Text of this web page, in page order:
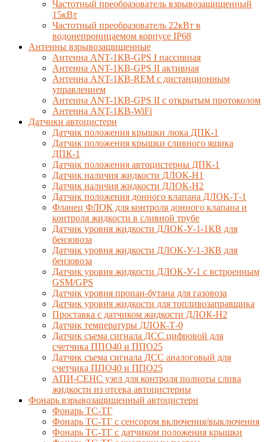
Частотный преобразователь взрывозащищенный
15кВт
Частотный преобразователь 22кВт в
водонепроницаемом корпусе IP68
Антенны взрывозащищенные
Антенна ANT-1КВ-GPS I пассивная
Антенна ANT-1КВ-GPS II активная
Антенна ANT-1КВ-REM c дистанционным
управлением
Антенна ANT-1КВ-GPS II с открытым протоколом
Антенна ANT-1КВ-WiFi
Датчики автоцистерн
Датчик положения крышки люка ДПК-1
Датчик положения крышки сливного ящика
ДПК-1
Датчик положения автоцистерны ДПК-1
Датчик наличия жидкости ДЛОК-Н1
Датчик наличия жидкости ДЛОК-Н2
Датчик положения донного клапана ДЛОК-Т-1
Фланец ФЛОК для контроля донного клапана и
контроля жидкости в сливной трубе
Датчик уровня жидкости ДЛОК-У-1-1КВ для
бензовоза
Датчик уровня жидкости ДЛОК-У-1-3КВ для
бензовоза
Датчик уровня жидкости ДЛОК-У-1 с встроенным
GSM/GPS
Датчик уровня пропан-бутана для газовоза
Датчик уровня жидкости для топливозаправщика
Проставка с датчиком жидкости ДЛОК-Н2
Датчик температуры ДЛОК-Т-0
Датчик съема сигнала ДСС цифровой для
счетчика ППО40 и ППО25
Датчик съема сигнала ДСС аналоговый для
счетчика ППО40 и ППО25
АПИ-СЕНС узел для контроля полноты слива
жидкости из отсека автоцистерны
Фонарь взрывозащищенный автоцистерн
Фонарь ТС-ТГ
Фонарь ТС-ТГ с сенсором включения/выключения
Фонарь ТС-ТГ с датчиком положения крышки